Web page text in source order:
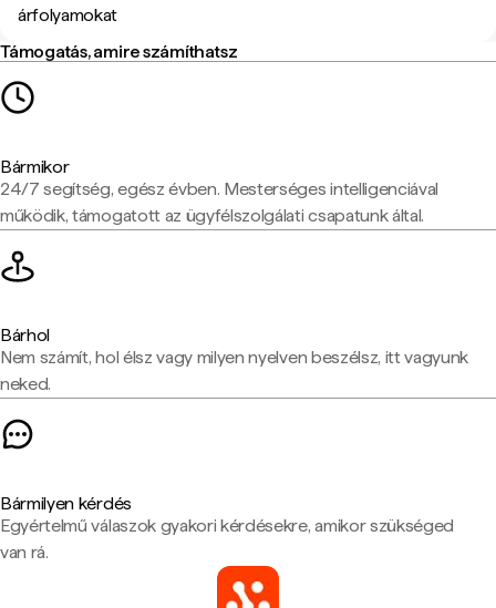
árfolyamokat
Támogatás, amire számíthatsz
Bármikor
24/7 segítség, egész évben. Mesterséges intelligenciával
működik, támogatott az ügyfélszolgálati csapatunk által.
Bárhol
Nem számít, hol élsz vagy milyen nyelven beszélsz, itt vagyunk
neked.
Bármilyen kérdés
Egyértelmű válaszok gyakori kérdésekre, amikor szükséged
van rá.